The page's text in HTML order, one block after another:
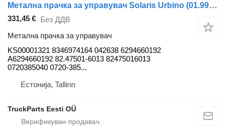
Метална прачка за управувач Solaris Urbino (01.99-) KS00001321 за автобус Solaris Urbino, Alpino, Vacanza (1999-)
331,45 € Без ДДВ
Метална прачка за управувач
KS00001321 8346974164 042638 6294660192
A6294660192 82.47501-6013 82475016013
0720385040 0720-385...
Естонија, Tallinn
TruckParts Eesti OÜ